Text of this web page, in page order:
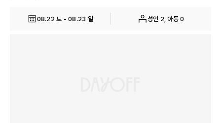
08.22 토 - 08.23 일 성인 2, 아동 0